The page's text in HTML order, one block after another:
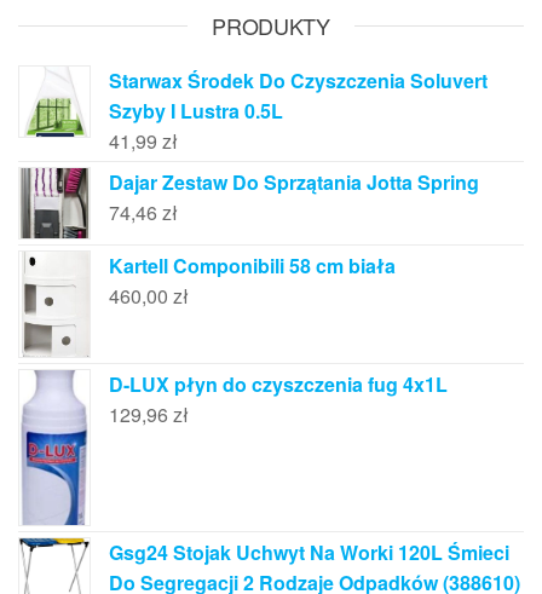
PRODUKTY
Starwax Środek Do Czyszczenia Soluvert
Szyby I Lustra 0.5L
41,99 zł
Dajar Zestaw Do Sprzątania Jotta Spring
74,46 zł
Kartell Componibili 58 cm biała
460,00 zł
D-LUX płyn do czyszczenia fug 4x1L
129,96 zł
Gsg24 Stojak Uchwyt Na Worki 120L Śmieci
Do Segregacji 2 Rodzaje Odpadków (388610)